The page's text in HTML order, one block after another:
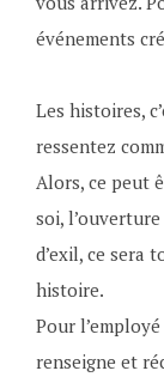
événements
Les histoires,
ressentez
Alors, ce peut
soi,
d’exil, ce sera
histoire.
Pour
renseigne et